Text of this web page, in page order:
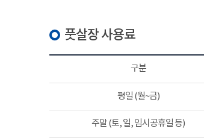
풋살장 사용료
구분
평일 (월~금)
주말 (토, 일, 임시공휴일 등)